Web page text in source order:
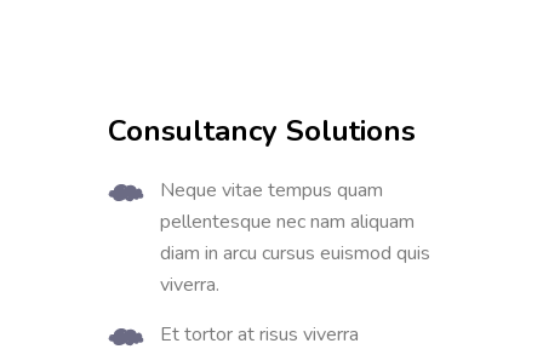
Consultancy Solutions
Neque vitae tempus quam
pellentesque nec nam aliquam
diam in arcu cursus euismod quis
viverra.
Et tortor at risus viverra